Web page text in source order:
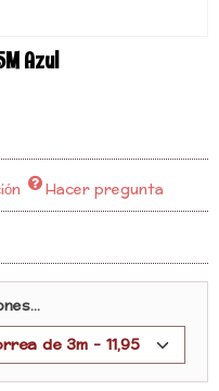
Azul
Hacer pregunta